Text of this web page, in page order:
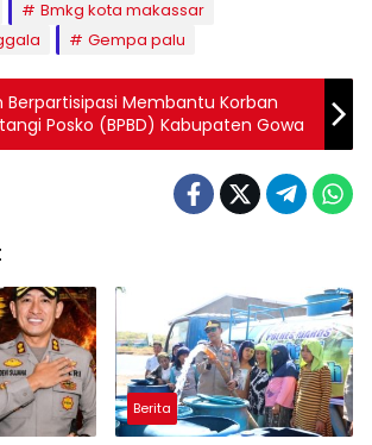
Bmkg kota makassar
Gempa palu
Berpartisipasi Membantu Korban
Posko (BPBD) Kabupaten Gowa
Berita